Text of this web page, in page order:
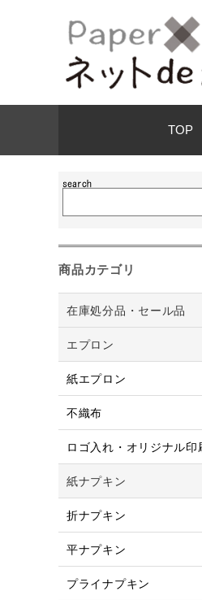
TOP
商品カテゴリ
在庫処分品・セール品
エプロン
紙エプロン
不織布
ロゴ入れ・オリジナル印
紙ナプキン
折ナプキン
平ナプキン
プライナプキン